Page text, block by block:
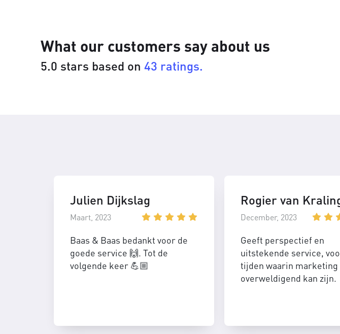
What our customers say about us
5.0 stars based on 43 ratings.
Julien Dijkslag
Maart, 2023
Baas & Baas bedankt voor de
goede service 🙌. Tot de
volgende keer 💪🏼
Rogier van
December, 2023
Geeft perspectief en
uitstekende service,
tijden waarin marketing
overweldigend kan zijn.